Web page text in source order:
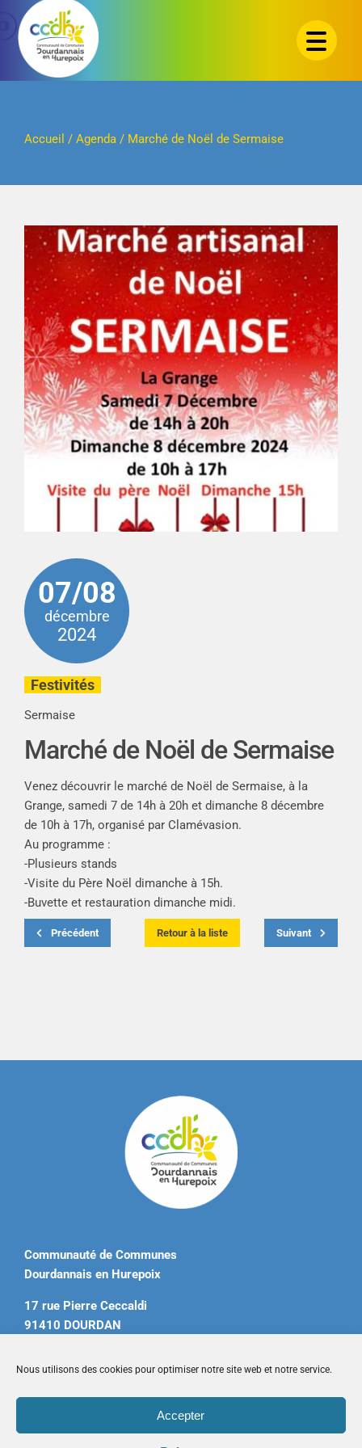
Nous utilisons des cookies pour optimiser notre site web et notre service.
Accepter
Passer
contenu
Accueil / Agenda/ Marché de Noël de Sermaise
07/08
décembre
2024
Festivités
Sermaise
Marché de Noël de Sermaise
Venez découvrir le marché de Noël de Sermaise, à la
Grange, samedi 7 de 14h à 20h et dimanche 8 décembre
de 10h à 17h, organisé par Clamévasion.
Au programme :
-Plusieurs stands
-Visite du Père Noël dimanche à 15h.
-Buvette et restauration dimanche midi.
Précédent Retour à la liste Suivant
Communauté de Communes
Dourdannais en Hurepoix
17 rue Pierre Ceccaldi
91410 DOURDAN
contact@ccdourdannais.com
Accueil|Plan du site|Mentions légales|Contactez-nous